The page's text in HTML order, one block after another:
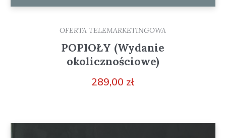
OFERTA TELEMARKETINGOWA
POPIOŁY (Wydanie
okolicznościowe)
289,00 zł